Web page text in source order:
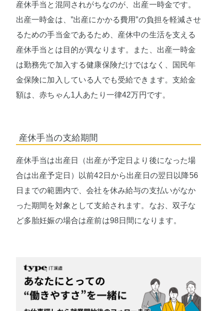
産休手当と混同されがちなのが、出産一時金です。
出産一時金は、”出産にかかる費用”の負担を軽減させ
るための手当金であるため、産休中の生活を支える
産休手当とは目的が異なります。また、出産一時金
は勤務先で加入する健康保険だけではなく、国民年
金保険に加入している人でも受給できます。支給金
額は、赤ちゃん1人あたり一律42万円です。
産休手当の支給期間
産休手当は出産日（出産が予定日より後になった場
合は出産予定日）以前42日から出産日の翌日以降56
日までの範囲内で、会社を休み給与の支払いがなか
った期間を対象として支給されます。なお、双子な
ど多胎妊娠の場合は産前は98日間になります。